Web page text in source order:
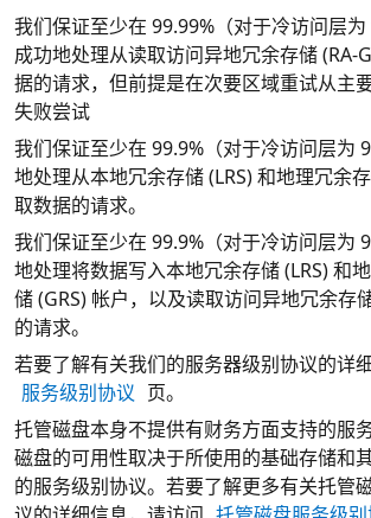
我们保证至少在 99.99%（对于冷访问层
成功地处理从读取访问异地冗余存储 (RA-
据的请求，但前提是在次要区域重试从主
失败尝试
我们保证至少在 99.9%（对于冷访问层为
地处理从本地冗余存储 (LRS) 和地理冗余
取数据的请求。
我们保证至少在 99.9%（对于冷访问层为
地处理将数据写入本地冗余存储 (LRS) 和
储 (GRS) 帐户，以及读取访问异地冗余存
的请求。
若要了解有关我们的服务器级别协议的详
服务级别协议 页。
托管磁盘本身不提供有财务方面支持的服
磁盘的可用性取决于所使用的基础存储和
的服务级别协议。若要了解更多有关托管